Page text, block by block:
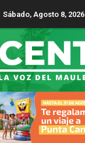
Sábado, Agosto 8, 2026